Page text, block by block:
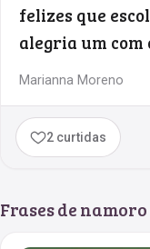
felizes que
alegria um com
Marianna Moreno
2 curtidas
Frases de